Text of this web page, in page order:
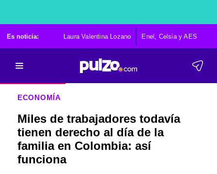
Es noticia: Laura Valentina Lozano Enel, Celsia y AES
ECONOMÍA
Miles de trabajadores todavía
tienen derecho al día de la
familia en Colombia: así
funciona